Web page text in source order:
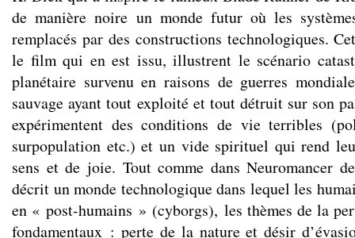
de manière noire un monde futur où les
remplacés par des constructions technologiques.
le film qui en est issu, illustrent le scénario
planétaire survenu en raisons de guerres
sauvage ayant tout exploité et tout détruit sur son
expérimentent des conditions de vie terribles
surpopulation etc.) et un vide spirituel qui rend
sens et de joie. Tout comme dans Neuromancer
décrit un monde technologique dans lequel les
en « post-humains » (cyborgs), les thèmes de la
fondamentaux : perte de la nature et désir